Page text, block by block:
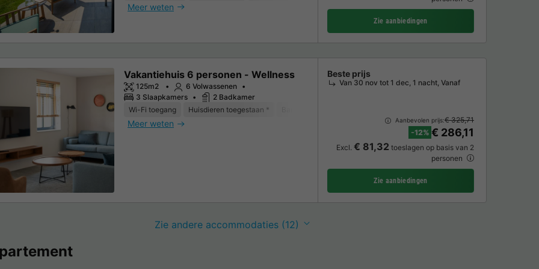
Meer weten
Zie aanbiedingen
Vakantiehuis 6 personen - Wellness
125m2
6 Volwassenen
3 Slaapkamers
2 Badkamer
Wi-Fi toegang
Huisdieren toegestaan *
Meer weten
Beste prijs
Van 30 nov tot 1 dec, 1 nacht, Vanaf
Aanbevolen prijs:€ 325,71
-12% € 286,11
Excl. € 81,32 toeslagen op basis van 2
personen
Zie aanbiedingen
Zie andere accommodaties (12)